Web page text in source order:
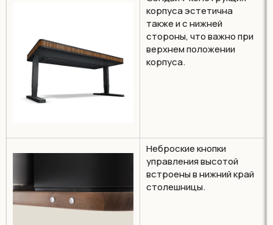
корпуса эстетична
также и с нижней
стороны, что важно при
верхнем положении
корпуса.
Неброские кнопки
управления высотой
встроены в нижний край
столешницы.